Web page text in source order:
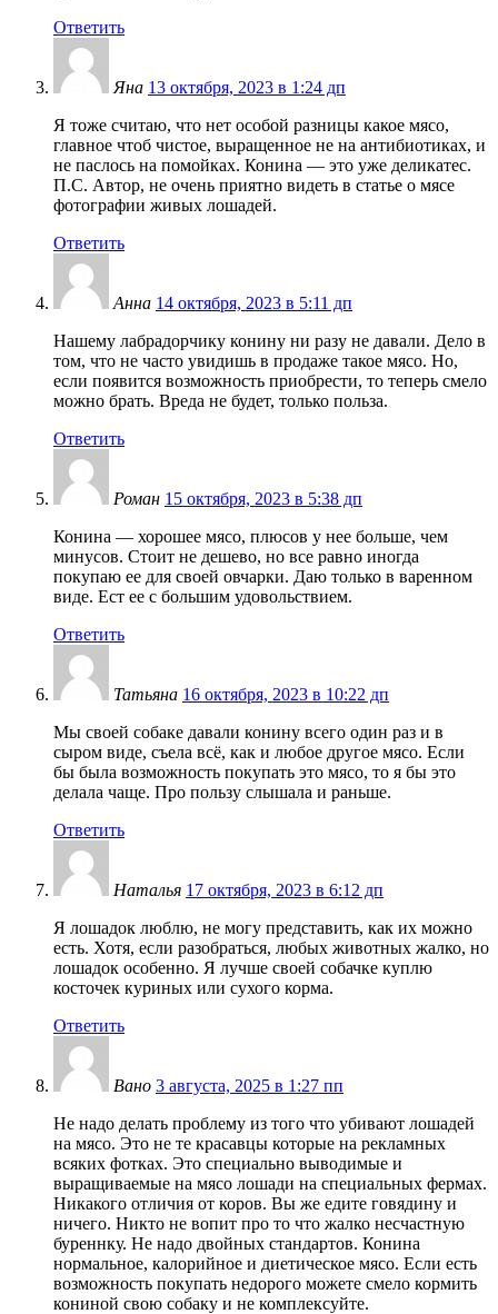
Ответить
Яна 13 октября, 2023 в 1:24 дп
Я тоже считаю, что нет особой разницы какое мясо,
главное чтоб чистое, выращенное не на антибиотиках, и
не паслось на помойках. Конина — это уже деликатес.
П.С. Автор, не очень приятно видеть в статье о мясе
фотографии живых лошадей.
Ответить
Анна 14 октября, 2023 в 5:11 дп
Нашему лабрадорчику конину ни разу не давали. Дело в
том, что не часто увидишь в продаже такое мясо. Но,
если появится возможность приобрести, то теперь смело
можно брать. Вреда не будет, только польза.
Ответить
Роман 15 октября, 2023 в 5:38 дп
Конина — хорошее мясо, плюсов у нее больше, чем
минусов. Стоит не дешево, но все равно иногда
покупаю ее для своей овчарки. Даю только в варенном
виде. Ест ее с большим удовольствием.
Ответить
Татьяна 16 октября, 2023 в 10:22 дп
Мы своей собаке давали конину всего один раз и в
сыром виде, съела всё, как и любое другое мясо. Если
бы была возможность покупать это мясо, то я бы это
делала чаще. Про пользу слышала и раньше.
Ответить
Наталья 17 октября, 2023 в 6:12 дп
Я лошадок люблю, не могу представить, как их можно
есть. Хотя, если разобраться, любых животных жалко, но
лошадок особенно. Я лучше своей собачке куплю
косточек куриных или сухого корма.
Ответить
Вано 3 августа, 2025 в 1:27 пп
Не надо делать проблему из того что убивают лошадей
на мясо. Это не те красавцы которые на рекламных
всяких фотках. Это специально выводимые и
выращиваемые на мясо лошади на специальных фермах.
Никакого отличия от коров. Вы же едите говядину и
ничего. Никто не вопит про то что жалко несчастную
буреннку. Не надо двойных стандартов. Конина
нормальное, калорийное и диетическое мясо. Если есть
возможность покупать недорого можете смело кормить
кониной свою собаку и не комплексуйте.